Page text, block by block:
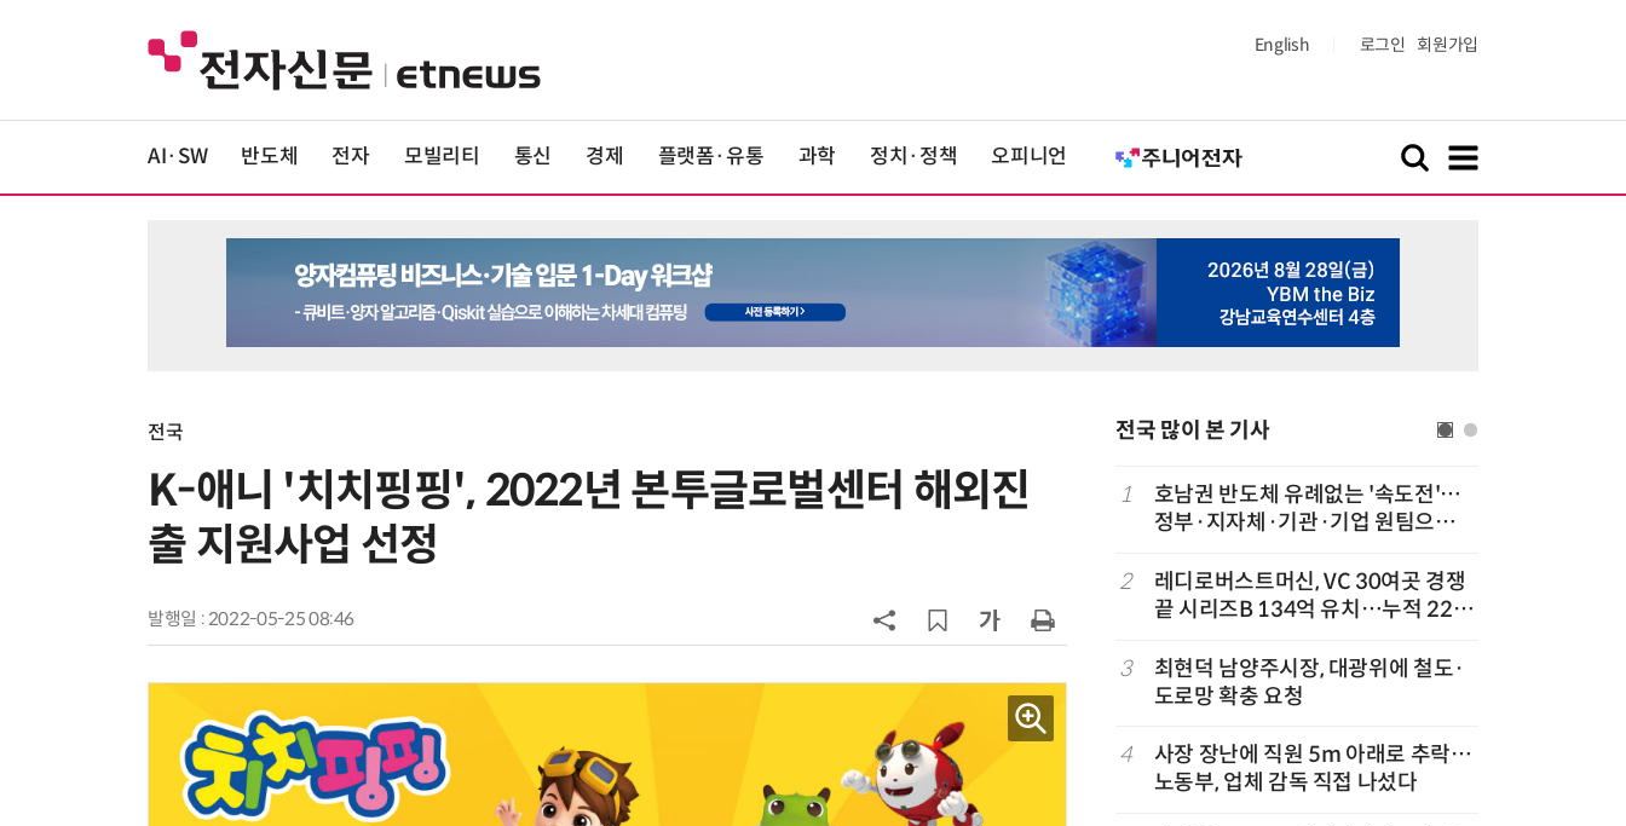
English 로그인 회원가입
AI·SW 반도체 전자 모빌리티 통신 경제 플랫폼·유통 과학 정치·정책 오피니언
전국
K-애니 '치치핑핑', 2022년 본투글로벌센터 해외진
출 지원사업 선정
발행일 : 2022-05-25 08:46
전국 많이 본 기사
6
전남광주시, '반도체 클러스터 지정'
빛 신호 한 번에 읽는 '광반도체 BCI
[르포]아이들이 직접 첨단 전자현미
경 다루며 과학원리 체득...과학체험
제공 '주니어닥터' 현장
1
호남권 반도체 유례없는 '속도전'…
정부·지자체·기관·기업 원팀으로
2
레디로버스트머신, VC 30여곳 경쟁
끝 시리즈B 134억 유치…누적 229
3
최현덕 남양주시장, 대광위에 철도·
도로망 확충 요청
4
사장 장난에 직원 5m 아래로 추락…
노동부, 업체 감독 직접 나섰다